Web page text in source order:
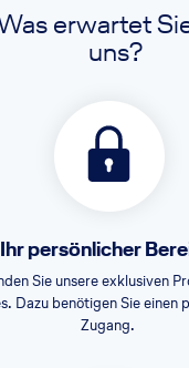
erwartet
uns?
Ihr persönlicher
Sie unsere exklusiven
Dazu benötigen Sie einen
Zugang.